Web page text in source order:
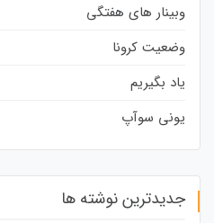
وبینار های هفتگی
وضعیت کرونا
یاد بگیریم
یونی سوآپ
جدیدترین نوشته ها